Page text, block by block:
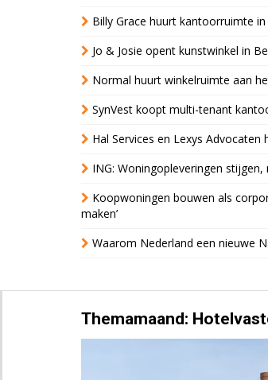
Billy Grace huurt kantoorruimte
Jo & Josie opent kunstwinkel in
Normal huurt winkelruimte aan
SynVest koopt multi-tenant
Hal Services en Lexys
ING: Woningopleveringen
Koopwoningen bouwen als
maken’
Waarom Nederland een nieuwe
Themamaand: